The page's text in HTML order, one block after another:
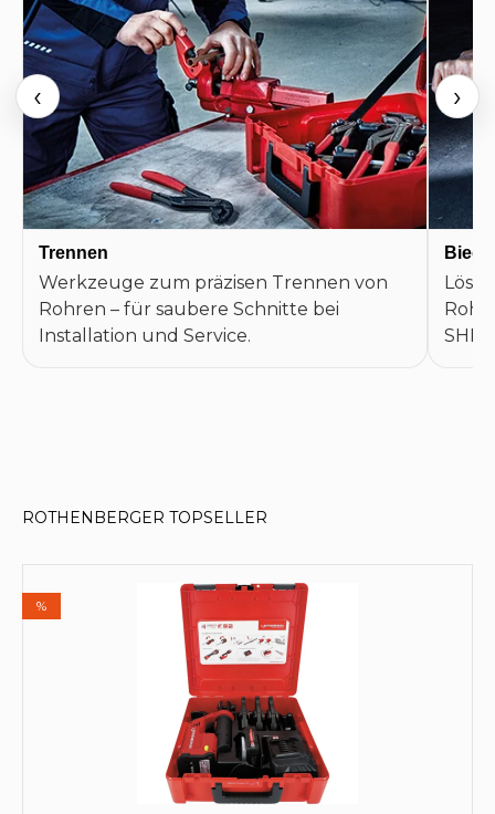
‹ ›
Trennen
Werkzeuge zum präzisen Trennen von
Rohren – für saubere Schnitte bei
Installation und Service.
SHK-
Produktgalerie überspringen
ROTHENBERGER TOPSELLER
%